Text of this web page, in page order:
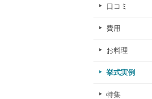
口コミ
費用
お料理
挙式実例
特集